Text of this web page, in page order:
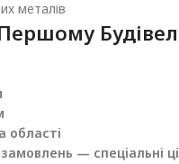
металів
області
— спеціальні